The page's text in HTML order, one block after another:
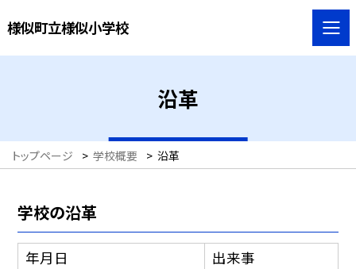
様似町立様似小学校
沿革
トップページ > 学校概要 > 沿革
学校の沿革
年月日
出来事